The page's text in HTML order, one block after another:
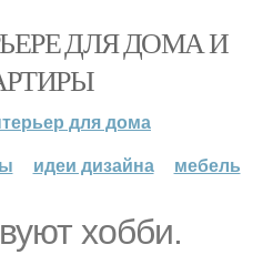
ДЛЯ ДОМА И
для дома
идеи дизайна мебель
хобби.